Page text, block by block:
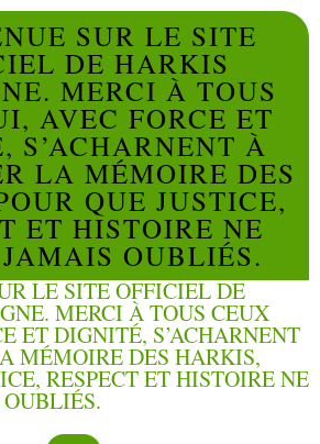
SUR LE SITE
DE HARKIS
MERCI À TOUS
AVEC FORCE ET
S’ACHARNENT À
LA MÉMOIRE DES
QUE JUSTICE,
ET HISTOIRE NE
OUBLIÉS.